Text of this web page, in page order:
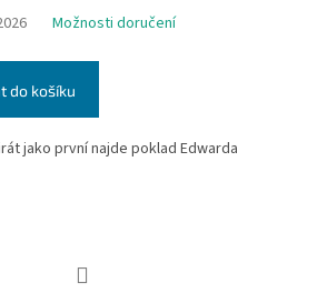
Možnosti doručení
do košíku
jako první najde poklad Edwarda